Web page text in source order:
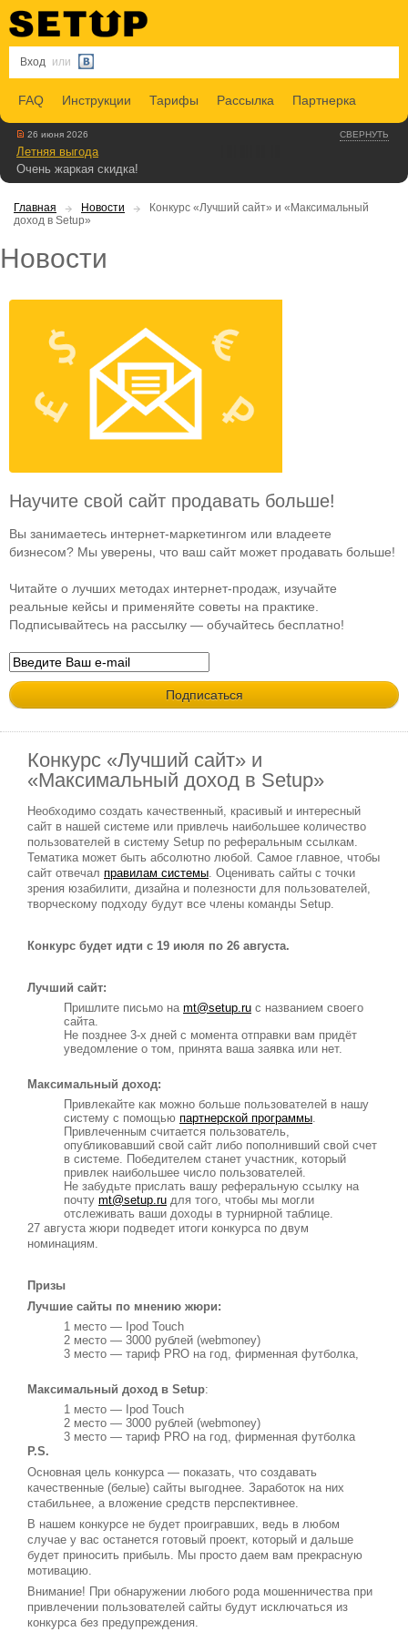
Вход или
FAQ Инструкции Тарифы Рассылка Партнерка
СВЕРНУТЬ
26 июня 2026
Летняя выгода
Очень жаркая скидка!
Главная Новости
Конкурс «Лучший сайт» и «Максимальный
доход в Setup»
Новости
Научите свой сайт продавать больше!
Вы занимаетесь интернет-маркетингом или владеете
бизнесом? Мы уверены, что ваш сайт может продавать больше!
Читайте о лучших методах интернет-продаж, изучайте
реальные кейсы и применяйте советы на практике.
Подписывайтесь на рассылку — обучайтесь бесплатно!
Конкурс «Лучший сайт» и
«Максимальный доход в Setup»
Необходимо создать качественный, красивый и интересный
сайт в нашей системе или привлечь наибольшее количество
пользователей в систему Setup по реферальным ссылкам.
Тематика может быть абсолютно любой. Самое главное, чтобы
сайт отвечал правилам системы. Оценивать сайты с точки
зрения юзабилити, дизайна и полезности для пользователей,
творческому подходу будут все члены команды Setup.
Конкурс будет идти с 19 июля по 26 августа.
Лучший сайт:
Пришлите письмо на mt@setup.ru с названием своего
сайта.
Не позднее 3-х дней с момента отправки вам придёт
уведомление о том, принята ваша заявка или нет.
Максимальный доход:
Привлекайте как можно больше пользователей в нашу
систему с помощью партнерской программы.
Привлеченным считается пользователь,
опубликовавший свой сайт либо пополнивший свой счет
в системе. Победителем станет участник, который
привлек наибольшее число пользователей.
Не забудьте прислать вашу реферальную ссылку на
почту mt@setup.ru для того, чтобы мы могли
отслеживать ваши доходы в турнирной таблице.
27 августа жюри подведет итоги конкурса по двум
номинациям.
Призы
Лучшие сайты по мнению жюри:
1 место — Ipod Touch
2 место — 3000 рублей (webmoney)
3 место — тариф PRO на год, фирменная футболка,
Максимальный доход в Setup:
1 место — Ipod Touch
2 место — 3000 рублей (webmoney)
3 место — тариф PRO на год, фирменная футболка
P.S.
Основная цель конкурса — показать, что создавать
качественные (белые) сайты выгоднее. Заработок на них
стабильнее, а вложение средств перспективнее.
В нашем конкурсе не будет проигравших, ведь в любом
случае у вас останется готовый проект, который и дальше
будет приносить прибыль. Мы просто даем вам прекрасную
мотивацию.
Внимание! При обнаружении любого рода мошенничества при
привлечении пользователей сайты будут исключаться из
конкурса без предупреждения.